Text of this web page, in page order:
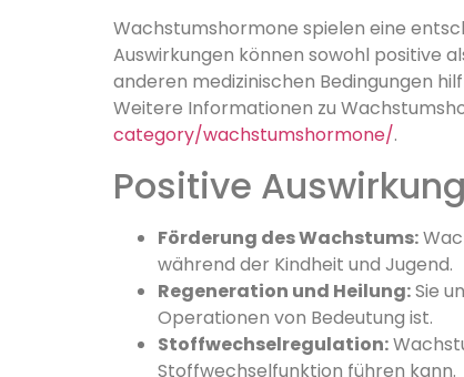
Wachstumshormone spielen eine
Auswirkungen können sowohl positive
anderen medizinischen Bedingungen
Weitere Informationen zu
category/wachstumshormone/.
Positive
Förderung des Wachstums:
während der Kindheit und Jugend.
Regeneration und Heilung:Sie
Operationen von Bedeutung ist.
Stoffwechselregulation:
Stoffwechselfunktion führen kann.